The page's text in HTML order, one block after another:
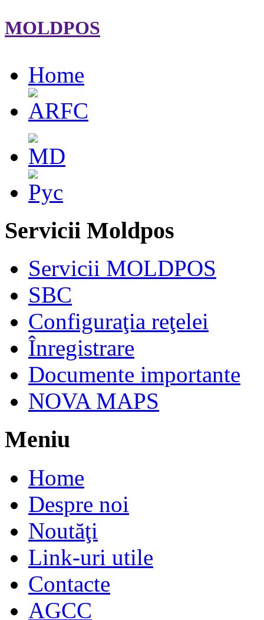
MOLDPOS
Home
Servicii Moldpos
Servicii MOLDPOS
SBC
Configuraţia reţelei
Înregistrare
Documente importante
NOVA MAPS
Meniu
Home
Despre noi
Noutăţi
Link-uri utile
Contacte
AGCC